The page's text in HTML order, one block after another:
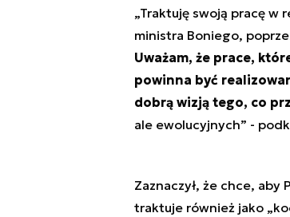
„Traktuję swoją pracę w
ministra Boniego,
Uważam, że prace,
powinna być
dobrą wizją tego, co
ale ewolucyjnych” -
Zaznaczył, że chce,
traktuje również jako